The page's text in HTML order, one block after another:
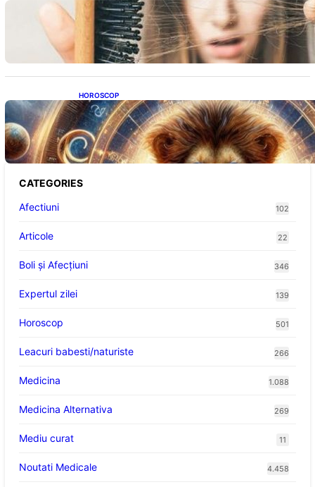
Semnele unei deficiențe de proteine:
Impactul asupra sănătății tale
HOROSCOP
Portalul Leului 8/8: Oportunități de
Abundență pentru Cinci Zodii în 2026
CATEGORIES
Afectiuni
102
Articole 22
Boli și Afecțiuni 346
Expertul zilei 139
Horoscop 501
Leacuri babesti/naturiste 266
Medicina 1.088
Medicina Alternativa 269
Mediu curat 11
Noutati Medicale 4.458